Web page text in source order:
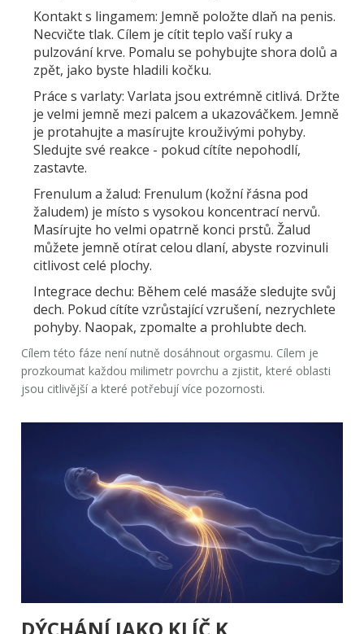
Kontakt s lingamem: Jemně položte dlaň na penis.
Necvičte tlak. Cílem je cítit teplo vaší ruky a
pulzování krve. Pomalu se pohybujte shora dolů a
zpět, jako byste hladili kočku.
Práce s varlaty: Varlata jsou extrémně citlivá. Držte
je velmi jemně mezi palcem a ukazováčkem. Jemně
je protahujte a masírujte krouživými pohyby.
Sledujte své reakce - pokud cítíte nepohodlí,
zastavte.
Frenulum a žalud: Frenulum (kožní řásna pod
žaludem) je místo s vysokou koncentrací nervů.
Masírujte ho velmi opatrně konci prstů. Žalud
můžete jemně otírat celou dlaní, abyste rozvinuli
citlivost celé plochy.
Integrace dechu: Během celé masáže sledujte svůj
dech. Pokud cítíte vzrůstající vzrušení, nezrychlete
pohyby. Naopak, zpomalte a prohlubte dech.
Cílem této fáze není nutně dosáhnout orgasmu. Cílem je
prozkoumat každou milimetr povrchu a zjistit, které oblasti
jsou citlivější a které potřebují více pozornosti.